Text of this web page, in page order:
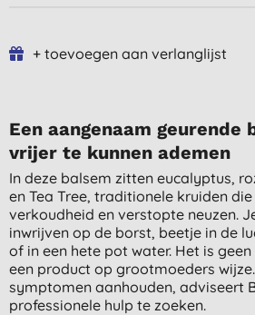
+ toevoegen aan verlanglijst
Een aangenaam geurende
vrijer te kunnen ademen
In deze balsem zitten eucalyptus,
en Tea Tree, traditionele kruiden
verkoudheid en verstopte neuzen.
inwrijven op de borst, beetje in de
of in een hete pot water. Het is
een product op grootmoeders
symptomen aanhouden, adviseert
professionele hulp te zoeken.